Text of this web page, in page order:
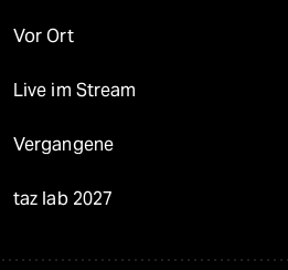
Vor Ort
Live im Stream
Vergangene
taz lab 2027